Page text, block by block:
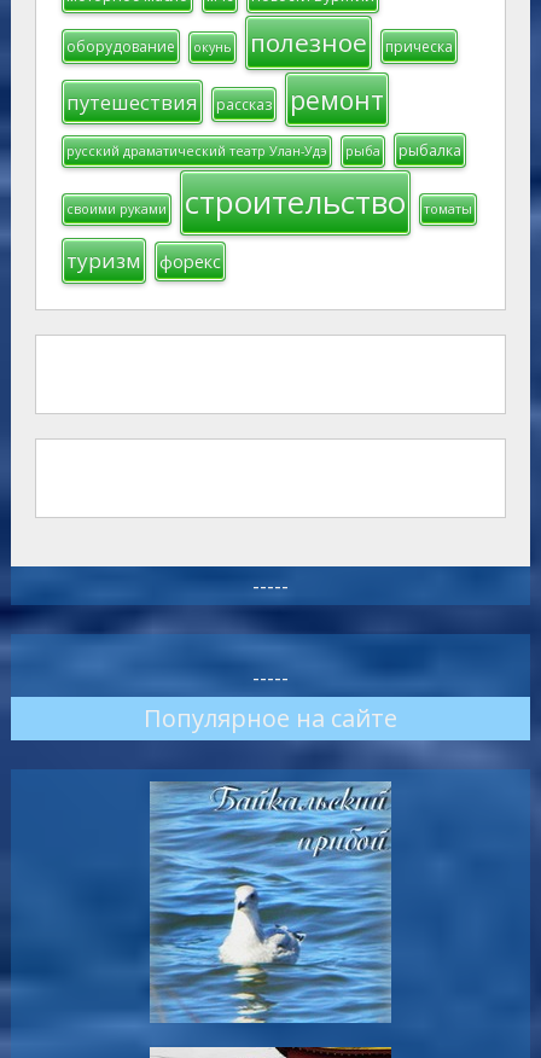
оборудование окунь полезное прическа
путешествия рассказ ремонт
русский драматический театр Улан-Удэ рыба рыбалка
своими руками строительство томаты
туризм форекс
-----
-----
Популярное на сайте